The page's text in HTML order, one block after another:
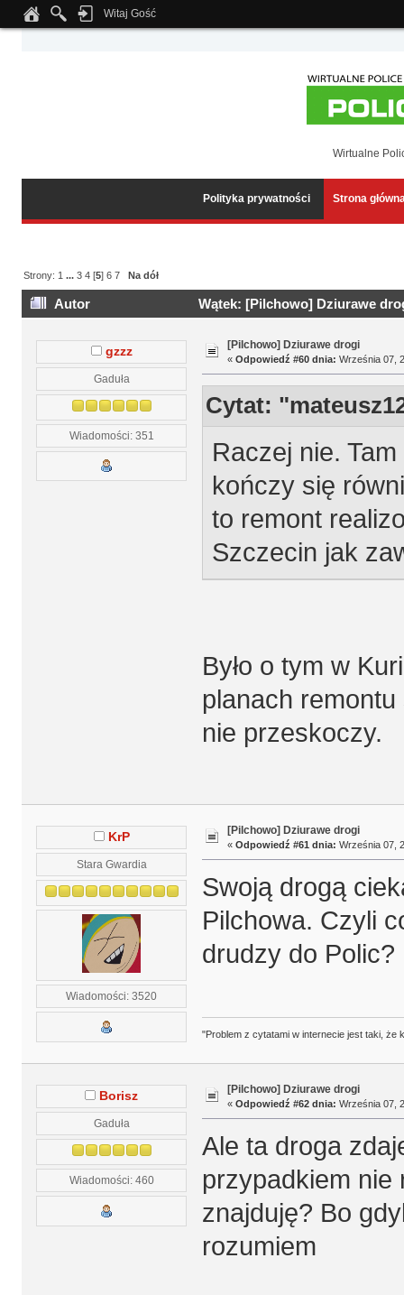
Notice: Undefined index: tapatalk_body_hook in
Witaj Gość
Wirtualne
Polityka prywatności Strona
Strony: 1 ...3 4 [5]6 7 Na dół
Autor Wątek: [Pilchowo] Dziurawe
gzzz
Gaduła
Wiadomości: 351
[Pilchowo] Dziurawe drogi
« Odpowiedź #60 dnia: Września 07,
Cytat:
Raczej nie.
kończy się
to remont
Szczecin jak
Było o tym w
planach
nie przeskoczy.
KrP
Stara Gwardia
Wiadomości: 3520
[Pilchowo] Dziurawe drogi
« Odpowiedź #61 dnia: Września 07,
Swoją drogą
Pilchowa. Czyli
drudzy do Polic?
"Problem z cytatami w internecie jest taki, że
Borisz
Gaduła
Wiadomości: 460
[Pilchowo] Dziurawe drogi
« Odpowiedź #62 dnia: Września 07,
Ale ta droga
przypadkiem nie
znajduję? Bo
rozumiem